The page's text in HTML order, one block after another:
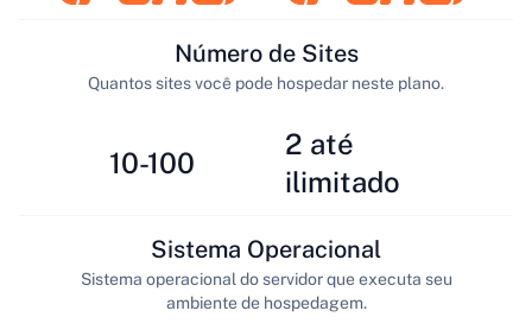
10-100
Número de Sites
Quantos sites você pode hospedar neste plano.
2 até
ilimitado
Sistema Operacional
Sistema operacional do servidor que executa seu
ambiente de hospedagem.